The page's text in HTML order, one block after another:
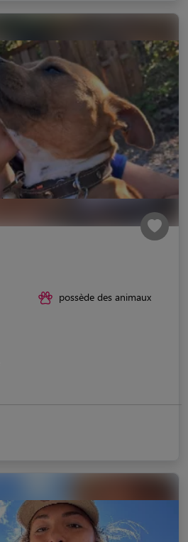
possède des animaux